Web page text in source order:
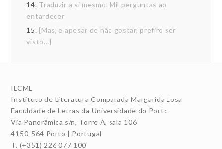
14. Traduzir a si mesmo. Mil perguntas ao
entardecer
15. [Mas, e apesar de não gostar, prefiro ser
visto…]
ILCML
Instituto de Literatura Comparada Margarida Losa
Faculdade de Letras da Universidade do Porto
Via Panorâmica s/n, Torre A, sala 106
4150-564 Porto | Portugal
T. (+351) 226 077 100